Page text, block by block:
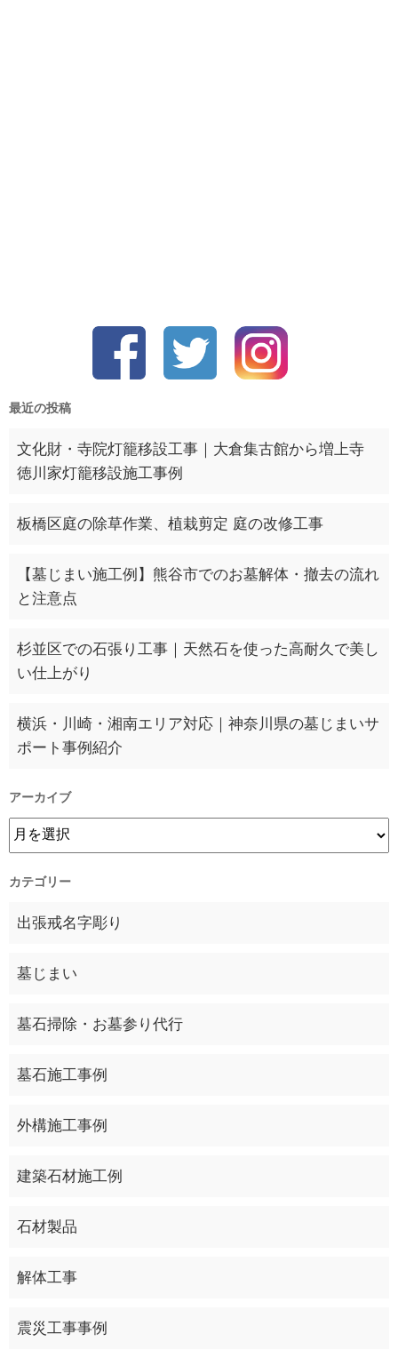
最近の投稿
文化財・寺院灯籠移設工事｜大倉集古館から増上寺
徳川家灯籠移設施工事例
板橋区庭の除草作業、植栽剪定 庭の改修工事
【墓じまい施工例】熊谷市でのお墓解体・撤去の流れ
と注意点
杉並区での石張り工事｜天然石を使った高耐久で美し
い仕上がり
横浜・川崎・湘南エリア対応｜神奈川県の墓じまいサ
ポート事例紹介
アーカイブ
カテゴリー
出張戒名字彫り
墓じまい
墓石掃除・お墓参り代行
墓石施工事例
外構施工事例
建築石材施工例
石材製品
解体工事
震災工事事例